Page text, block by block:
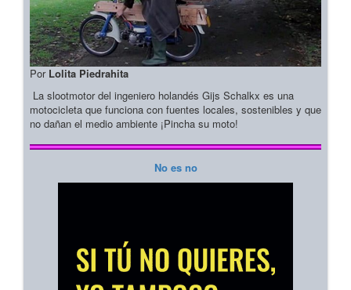
Por Lolita Piedrahita
La slootmotor del ingeniero holandés Gijs Schalkx es una
motocicleta que funciona con fuentes locales, sostenibles y que
no dañan el medio ambiente ¡Pincha su moto!
No es no